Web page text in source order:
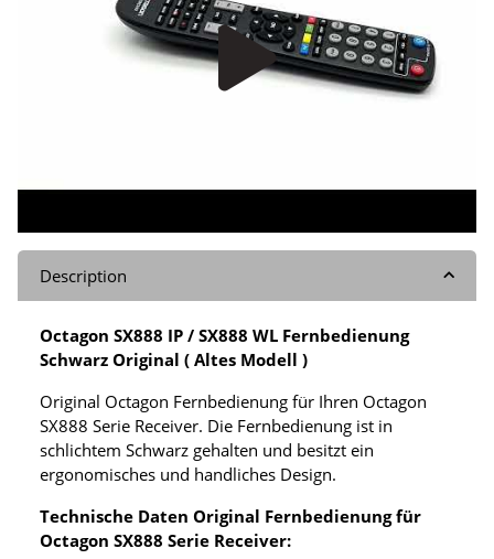
Description
Octagon SX888 IP / SX888 WL Fernbedienung
Schwarz Original ( Altes Modell )
Original Octagon Fernbedienung für Ihren Octagon
SX888 Serie Receiver. Die Fernbedienung ist in
schlichtem Schwarz gehalten und besitzt ein
ergonomisches und handliches Design.
Technische Daten Original Fernbedienung für
Octagon SX888 Serie Receiver: